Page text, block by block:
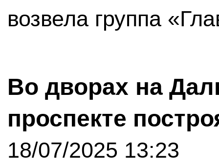
возвела группа
Во дворах на
проспекте
18/07/2025 13:23